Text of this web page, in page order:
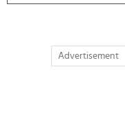
Advertisement